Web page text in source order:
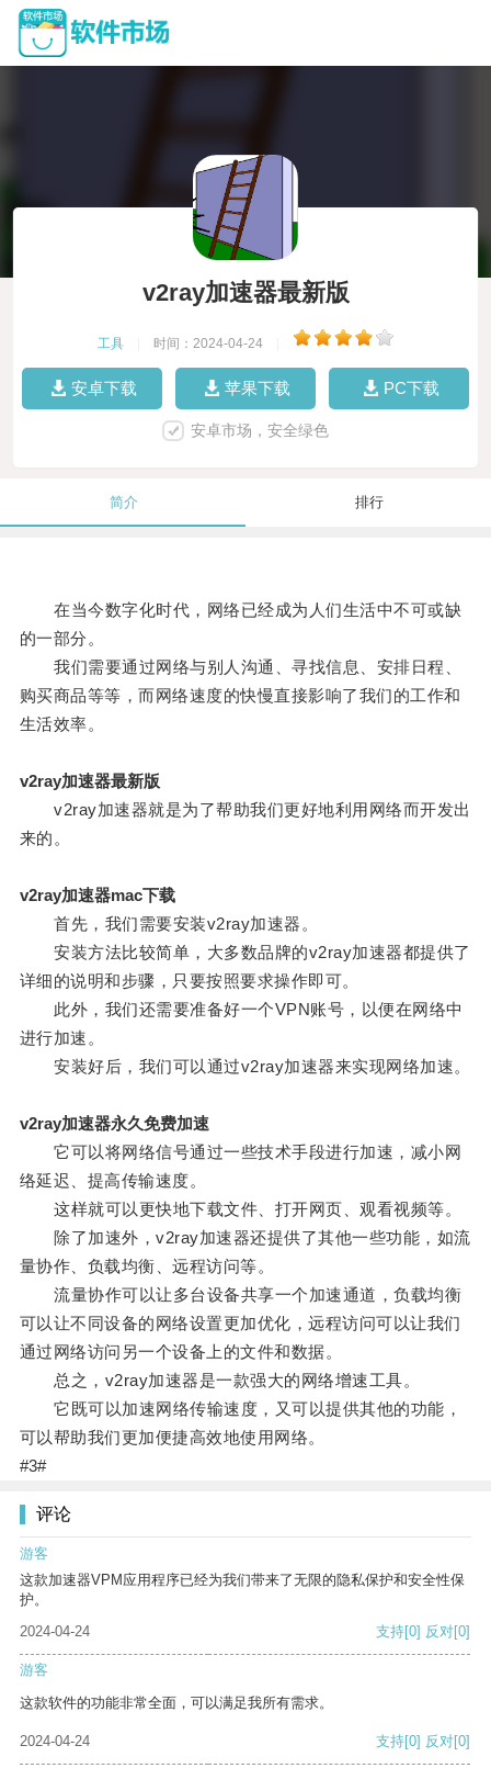
v2ray加速器最新版
工具 时间：2024-04-24
安卓下载 苹果下载 PC下载
安卓市场，安全绿色
简介 排行
在当今数字化时代，网络已经成为人们生活中不可或缺
的一部分。
我们需要通过网络与别人沟通、寻找信息、安排日程、
购买商品等等，而网络速度的快慢直接影响了我们的工作和
生活效率。
v2ray加速器最新版
v2ray加速器就是为了帮助我们更好地利用网络而开发出
来的。
v2ray加速器mac下载
首先，我们需要安装v2ray加速器。
安装方法比较简单，大多数品牌的v2ray加速器都提供了
详细的说明和步骤，只要按照要求操作即可。
此外，我们还需要准备好一个VPN账号，以便在网络中
进行加速。
安装好后，我们可以通过v2ray加速器来实现网络加速。
v2ray加速器永久免费加速
它可以将网络信号通过一些技术手段进行加速，减小网
络延迟、提高传输速度。
这样就可以更快地下载文件、打开网页、观看视频等。
除了加速外，v2ray加速器还提供了其他一些功能，如流
量协作、负载均衡、远程访问等。
流量协作可以让多台设备共享一个加速通道，负载均衡
可以让不同设备的网络设置更加优化，远程访问可以让我们
通过网络访问另一个设备上的文件和数据。
总之，v2ray加速器是一款强大的网络增速工具。
它既可以加速网络传输速度，又可以提供其他的功能，
可以帮助我们更加便捷高效地使用网络。
#3#
评论
游客
这款加速器VPM应用程序已经为我们带来了无限的隐私保护和安全性保
护。
2024-04-24
支持[0] 反对[0]
游客
这款软件的功能非常全面，可以满足我所有需求。
2024-04-24 支持[0] 反对[0]